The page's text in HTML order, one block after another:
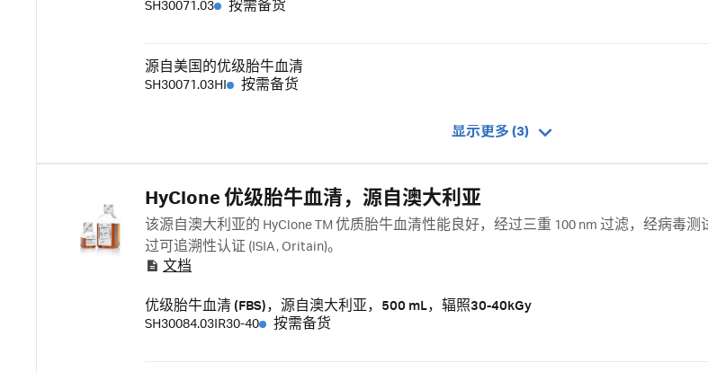
SH30071.03
按需备货
源自美国的优级胎牛血清
SH30071.03HI
按需备货
显示更多 (3)
HyClone 优级胎牛血清，源自澳大利亚
该源自澳大利亚的 HyClone TM 优质胎牛血清性能良好，经过三重 100 nm 过滤，经病毒测
过可追溯性认证 (ISIA, Oritain)。
文档
优级胎牛血清 (FBS)，源自澳大利亚，500 mL，辐照30-40kGy
SH30084.03IR30-40
按需备货